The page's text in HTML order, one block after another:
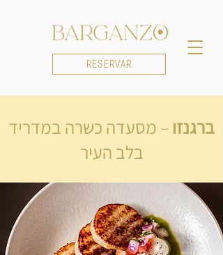
RESERVAR
ברגנזו– מסעדה כשרה במדריד
בלב העיר